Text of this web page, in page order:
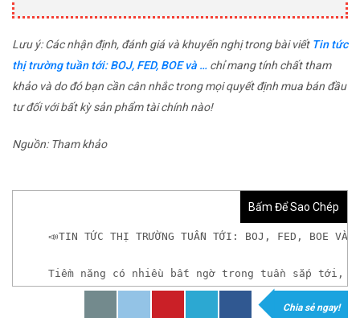
Lưu ý: Các nhận định, đánh giá và khuyến nghị trong bài viết Tin tức
thị trường tuần tới: BOJ, FED, BOE và … chỉ mang tính chất tham
khảo và do đó bạn cần cân nhắc trong mọi quyết định mua bán đầu
tư đối với bất kỳ sản phẩm tài chính nào!
Nguồn: Tham khảo
Bấm Để Sao Chép
📣TIN TỨC THỊ TRƯỜNG TUẦN TỚI: BOJ, FED, BOE VÀ …
Tiềm năng có nhiều bất ngờ trong tuần sắp tới,
𝘟𝘦𝘮 𝘤𝘩𝘪 𝘵𝘪ế𝘵: https://chungkhoanforex.com/
Chia sẻ ngay!